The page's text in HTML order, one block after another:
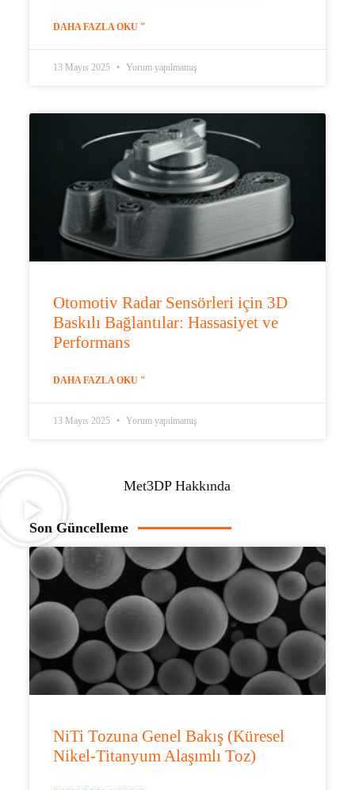
DAHA FAZLA OKU "
13 Mayıs 2025 Yorum yapılmamış
Otomotiv Radar Sensörleri için 3D
Baskılı Bağlantılar: Hassasiyet ve
Performans
DAHA FAZLA OKU "
13 Mayıs 2025 Yorum yapılmamış
Met3DP Hakkında
Son Güncelleme
NiTi Tozuna Genel Bakış (Küresel
Nikel-Titanyum Alaşımlı Toz)